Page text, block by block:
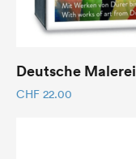
Deutsche Malerei
CHF 22.00